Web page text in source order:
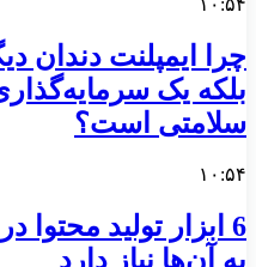
چرا ایمپلنت دندان
بلکه یک
سلامتی است؟
۱۰:۵۴
6 ابزار تولید
به آن‌ها نیاز دارد